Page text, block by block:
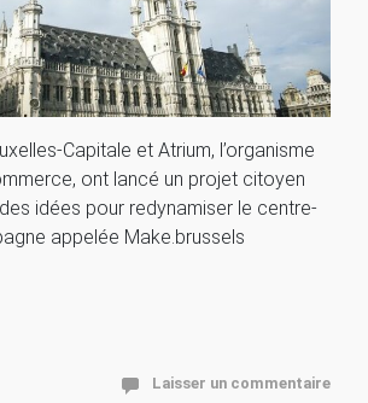
Capitale et Atrium, l’organisme
ont lancé un projet citoyen
idées pour redynamiser le centre-
appelée Make.brussels
Laisser un commentaire